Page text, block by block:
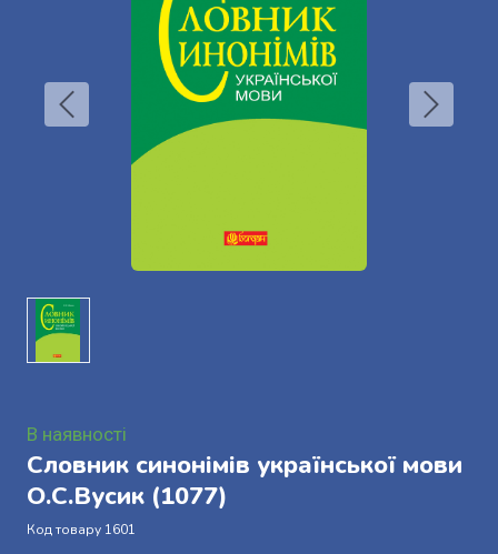
В наявності
Словник синонімів української мови
О.С.Вусик (1077)
Код товару 1601